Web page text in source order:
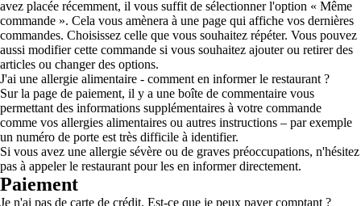
avez placée récemment, il vous suffit de sélectionner l'option « Même
commande ». Cela vous amènera à une page qui affiche vos dernières
commandes. Choisissez celle que vous souhaitez répéter. Vous pouvez
aussi modifier cette commande si vous souhaitez ajouter ou retirer des
articles ou changer des options.
J'ai une allergie alimentaire - comment en informer le restaurant ?
Sur la page de paiement, il y a une boîte de commentaire vous
permettant des informations supplémentaires à votre commande
comme vos allergies alimentaires ou autres instructions – par exemple
un numéro de porte est très difficile à identifier.
Si vous avez une allergie sévère ou de graves préoccupations, n'hésitez
pas à appeler le restaurant pour les en informer directement.
Paiement
Je n'ai pas de carte de crédit. Est-ce que je peux payer comptant ?